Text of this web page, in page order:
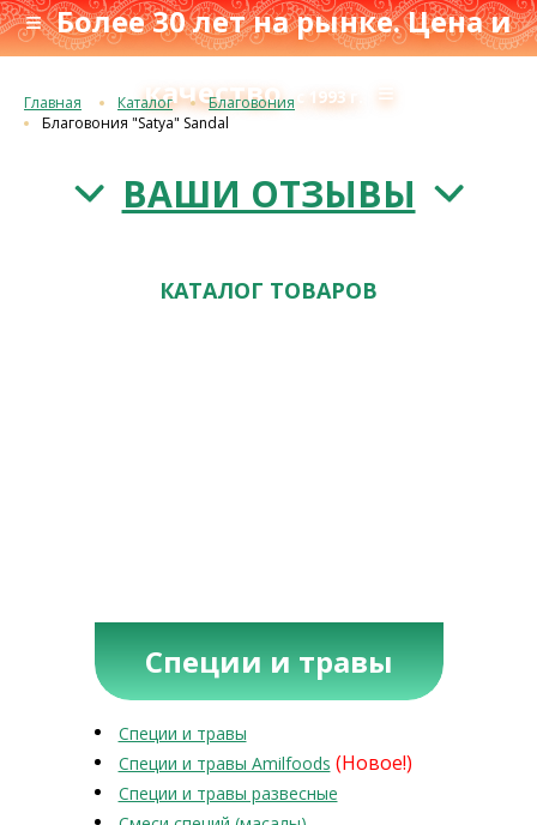
≡ Более 30 лет на рынке. Цена и
качество с 1993 г. ≡
Главная Каталог
Благовония
Благовония "Satya" Sandal
ВАШИ ОТЗЫВЫ
КАТАЛОГ ТОВАРОВ
Специи и травы
Специи и травы
Специи и травы Amilfoods (Новое!)
Специи и травы развесные